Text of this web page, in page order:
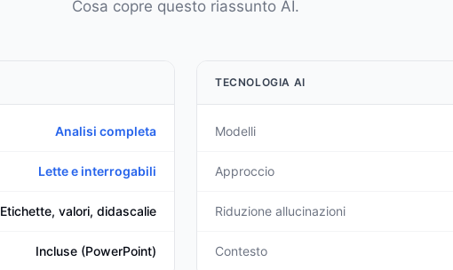
Cosa copre questo riassunto AI.
Analisi completa
Lette e interrogabili
Etichette, valori, didascalie
Incluse (PowerPoint)
TECNOLOGIA AI
Modelli
Approccio
Riduzione allucinazioni
Contesto